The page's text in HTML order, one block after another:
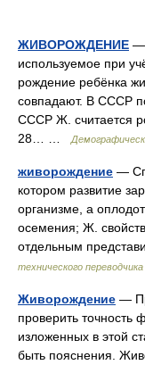
ЖИВОРОЖДЕНИЕ —
используемое при
рождение ребёнка
совпадают. В СССР
СССР Ж. считается
28… …
живорождение —
котором развитие
организме, а
осемения; Ж.
отдельным
технического переводчика
Живорождение —
проверить точность
изложенных в этой
быть пояснения.